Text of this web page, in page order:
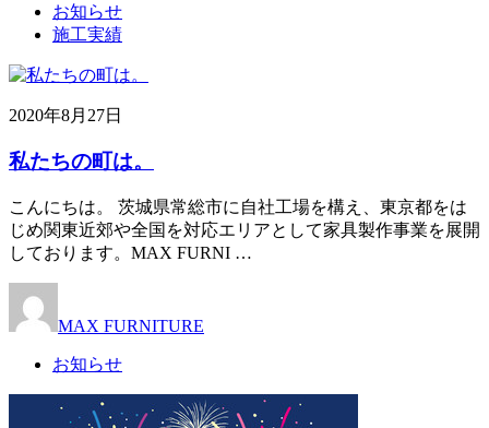
お知らせ
施工実績
2020年8月27日
私たちの町は。
こんにちは。 茨城県常総市に自社工場を構え、東京都をは
じめ関東近郊や全国を対応エリアとして家具製作事業を展開
しております。MAX FURNI …
MAX FURNITURE
お知らせ